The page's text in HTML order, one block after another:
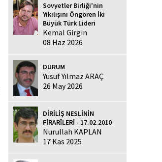
Sovyetler Birliği'nin
Yıkılışını Öngören İki
Büyük Türk Lideri
Kemal Girgin
08 Haz 2026
DURUM
Yusuf Yılmaz ARAÇ
26 May 2026
DİRİLİŞ NESLİNİN
FİRARÎLERİ - 17.02.2010
Nurullah KAPLAN
17 Kas 2025